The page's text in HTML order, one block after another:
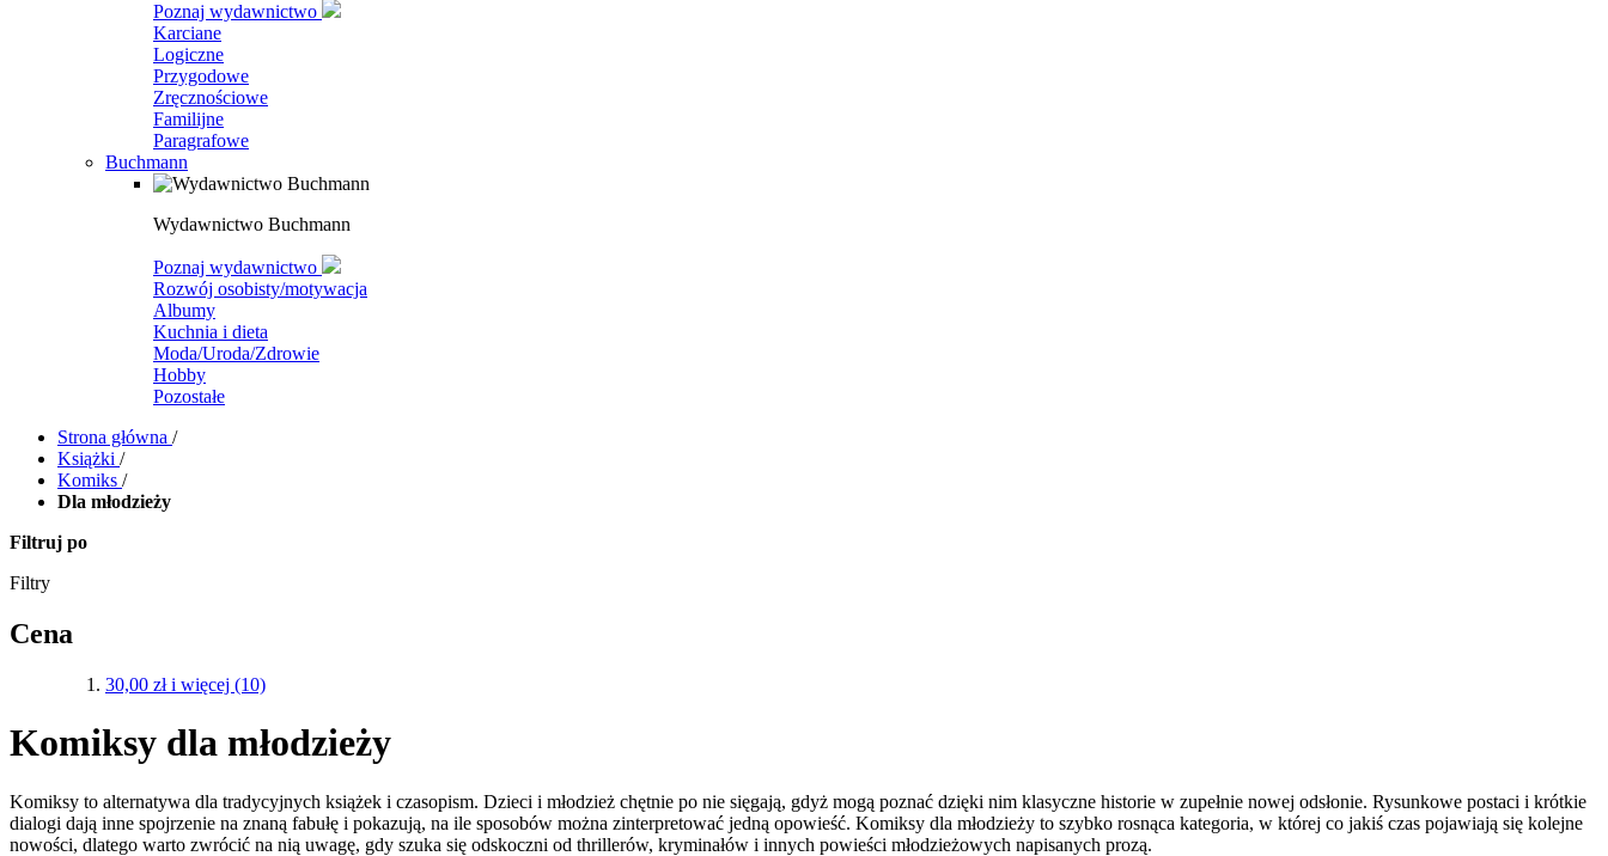
Poznaj wydawnictwo
Karciane
Logiczne
Przygodowe
Zręcznościowe
Familijne
Paragrafowe
Buchmann
Wydawnictwo Buchmann
Poznaj wydawnictwo
Rozwój osobisty/motywacja
Albumy
Kuchnia i dieta
Moda/Uroda/Zdrowie
Hobby
Pozostałe
Strona główna /
Książki /
Komiks /
Dla młodzieży
Filtruj po
Filtry
Cena
30,00 złi więcej (10)
Komiksy dla młodzieży
Komiksy to alternatywa dla tradycyjnych książek i czasopism. Dzieci i młodzież chętnie po nie sięgają, gdyż mogą poznać dzięki nim klasyczne historie w zupełnie nowej odsłonie. Rysunkowe postaci i krótkie
dialogi dają inne spojrzenie na znaną fabułę i pokazują, na ile sposobów można zinterpretować jedną opowieść. Komiksy dla młodzieży to szybko rosnąca kategoria, w której co jakiś czas pojawiają się kolejne
nowości, dlatego warto zwrócić na nią uwagę, gdy szuka się odskoczni od thrillerów, kryminałów i innych powieści młodzieżowych napisanych prozą.